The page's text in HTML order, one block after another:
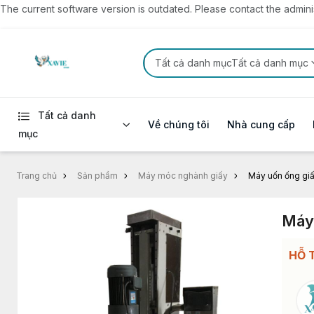
The current software version is outdated. Please contact the
Tất cả danh mụcTất cả danh mục
Tất cả danh
mục
Về chúng tôi Nhà cung cấp
Trang chủ Sản phẩm Máy móc nghành giấy Máy uốn ống
HỖ